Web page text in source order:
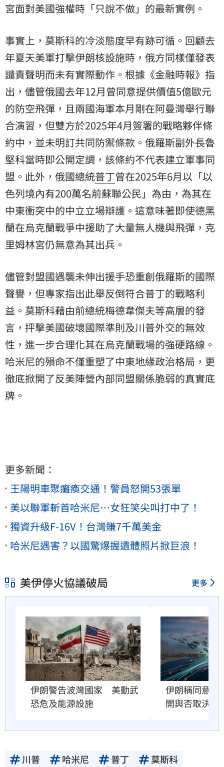
宮面對美國強權時「只說不做」的最新實例。
事實上，莫斯科的冷淡態度早有跡可循。回顧去
年夏天美軍打擊伊朗核設施時，俄方同樣僅發表
譴責聲明而未有實際動作。根據《金融時報》指
出，儘管俄國去年12月曾同意提供價值5億歐元
的防空飛彈，且兩國海軍本月剛在阿曼灣舉行聯
合演習，但雙方於2025年4月簽署的戰略夥伴條
約中，並未明訂共同防禦條款。俄羅斯副外長魯
堅科當時即公開定調，該條約不代表建立軍事同
盟。此外，俄國總統普丁曾在2025年6月以「以
色列境內有200萬名前蘇聯公民」為由，為其在
中東衝突中的中立立場辯護。這意味著即使德黑
蘭在烏克蘭戰爭中援助了大量無人機與飛彈，克
里姆林宮仍無意為其出兵。
儘管對盟國遇襲未伸出援手恐重創俄羅斯的國際
聲譽，但專家指出此舉反倒符合普丁的戰略利
益。莫斯科藉由前總統梅德韋傑夫等高層的發
言，抨擊美國破壞國際準則及川普外交的無效
性，進一步合理化其在烏克蘭戰場的強硬路線。
哈米尼的殞命不僅重塑了中東地緣政治格局，更
徹底掀開了反美陣營內部同盟關係脆弱的真實底
牌。
更多新聞：
王陽明車聚癱瘓交通！警員怒開53張單
美以聯軍斬首哈米尼…女狂笑尖叫打中了！
獨資升級F-16V！台灣賺7千萬美金
哈米尼遇害？以國驚爆握遺體照片掀巨浪！
美伊停火協議破局 更多
伊朗警告波灣國家　美動武
恐危及能源設施
伊朗稱同意荷
開與否取決美
川普 哈米尼 普丁 莫斯科